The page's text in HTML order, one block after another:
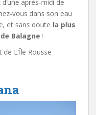
après-midi de
vous dans son eau
et sans doute la plus
Balagne !
L’Île Rousse